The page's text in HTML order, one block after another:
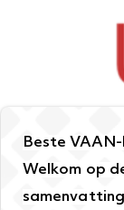
Beste
Welkom op